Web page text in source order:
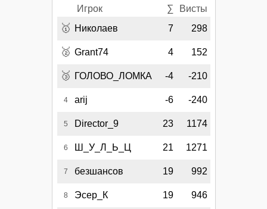
Игрок ∑ Висты
🥇 Николаев 7 298
🥈 Grant74 4 152
🥉 ГОЛОВО_ЛОМКА -4 -210
4 arij -6 -240
5 Director_9 23 1174
6 Ш_У_Л_Ь_Ц 21 1271
7 безшансов 19 992
8 Эсер_К 19 946